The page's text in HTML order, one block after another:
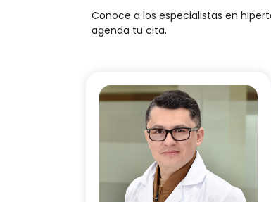
Conoce a los especialistas en
agenda tu cita.